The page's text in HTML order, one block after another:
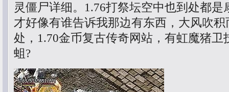
灵僵尸详细。1.76打祭坛空中也到处都
才好像有谁告诉我那边有东西，大风吹
处，1.70金币复古传奇网站，有虹魔猪卫
蛆?